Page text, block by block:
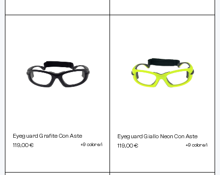
Eyeguard Grafite Con Aste
119,00 €
+9 colore/i
Eyeguard Giallo Neon Con Aste
119,00 €
+9 colore/i